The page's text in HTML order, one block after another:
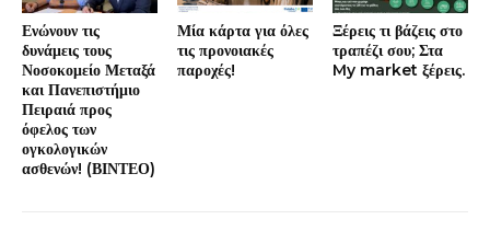
Ενώνουν τις
δυνάμεις τους
Νοσοκομείο Μεταξά
και Πανεπιστήμιο
Πειραιά προς
όφελος των
ογκολογικών
ασθενών! (ΒΙΝΤΕΟ)
Μία κάρτα για όλες
τις προνοιακές
παροχές!
Ξέρεις τι βάζεις στο
τραπέζι σου; Στα
My market ξέρεις.